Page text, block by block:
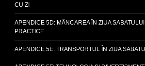
CU ZI
APENDICE 5D: MÂNCAREA ÎN ZIUA
PRACTICE
APENDICE 5E: TRANSPORTUL ÎN ZIUA